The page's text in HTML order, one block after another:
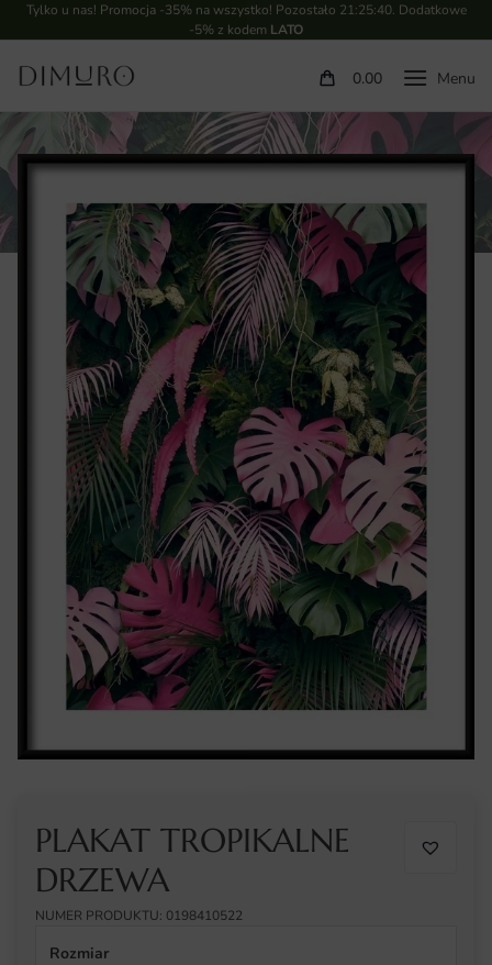
Tylko u nas! Promocja -35% na wszystko! Pozostało 21:25:39. Dodatkowe
-5% z kodem LATO
0.00
PLAKAT TROPIKALNE
DRZEWA
NUMER PRODUKTU: 0198410522
Rozmiar